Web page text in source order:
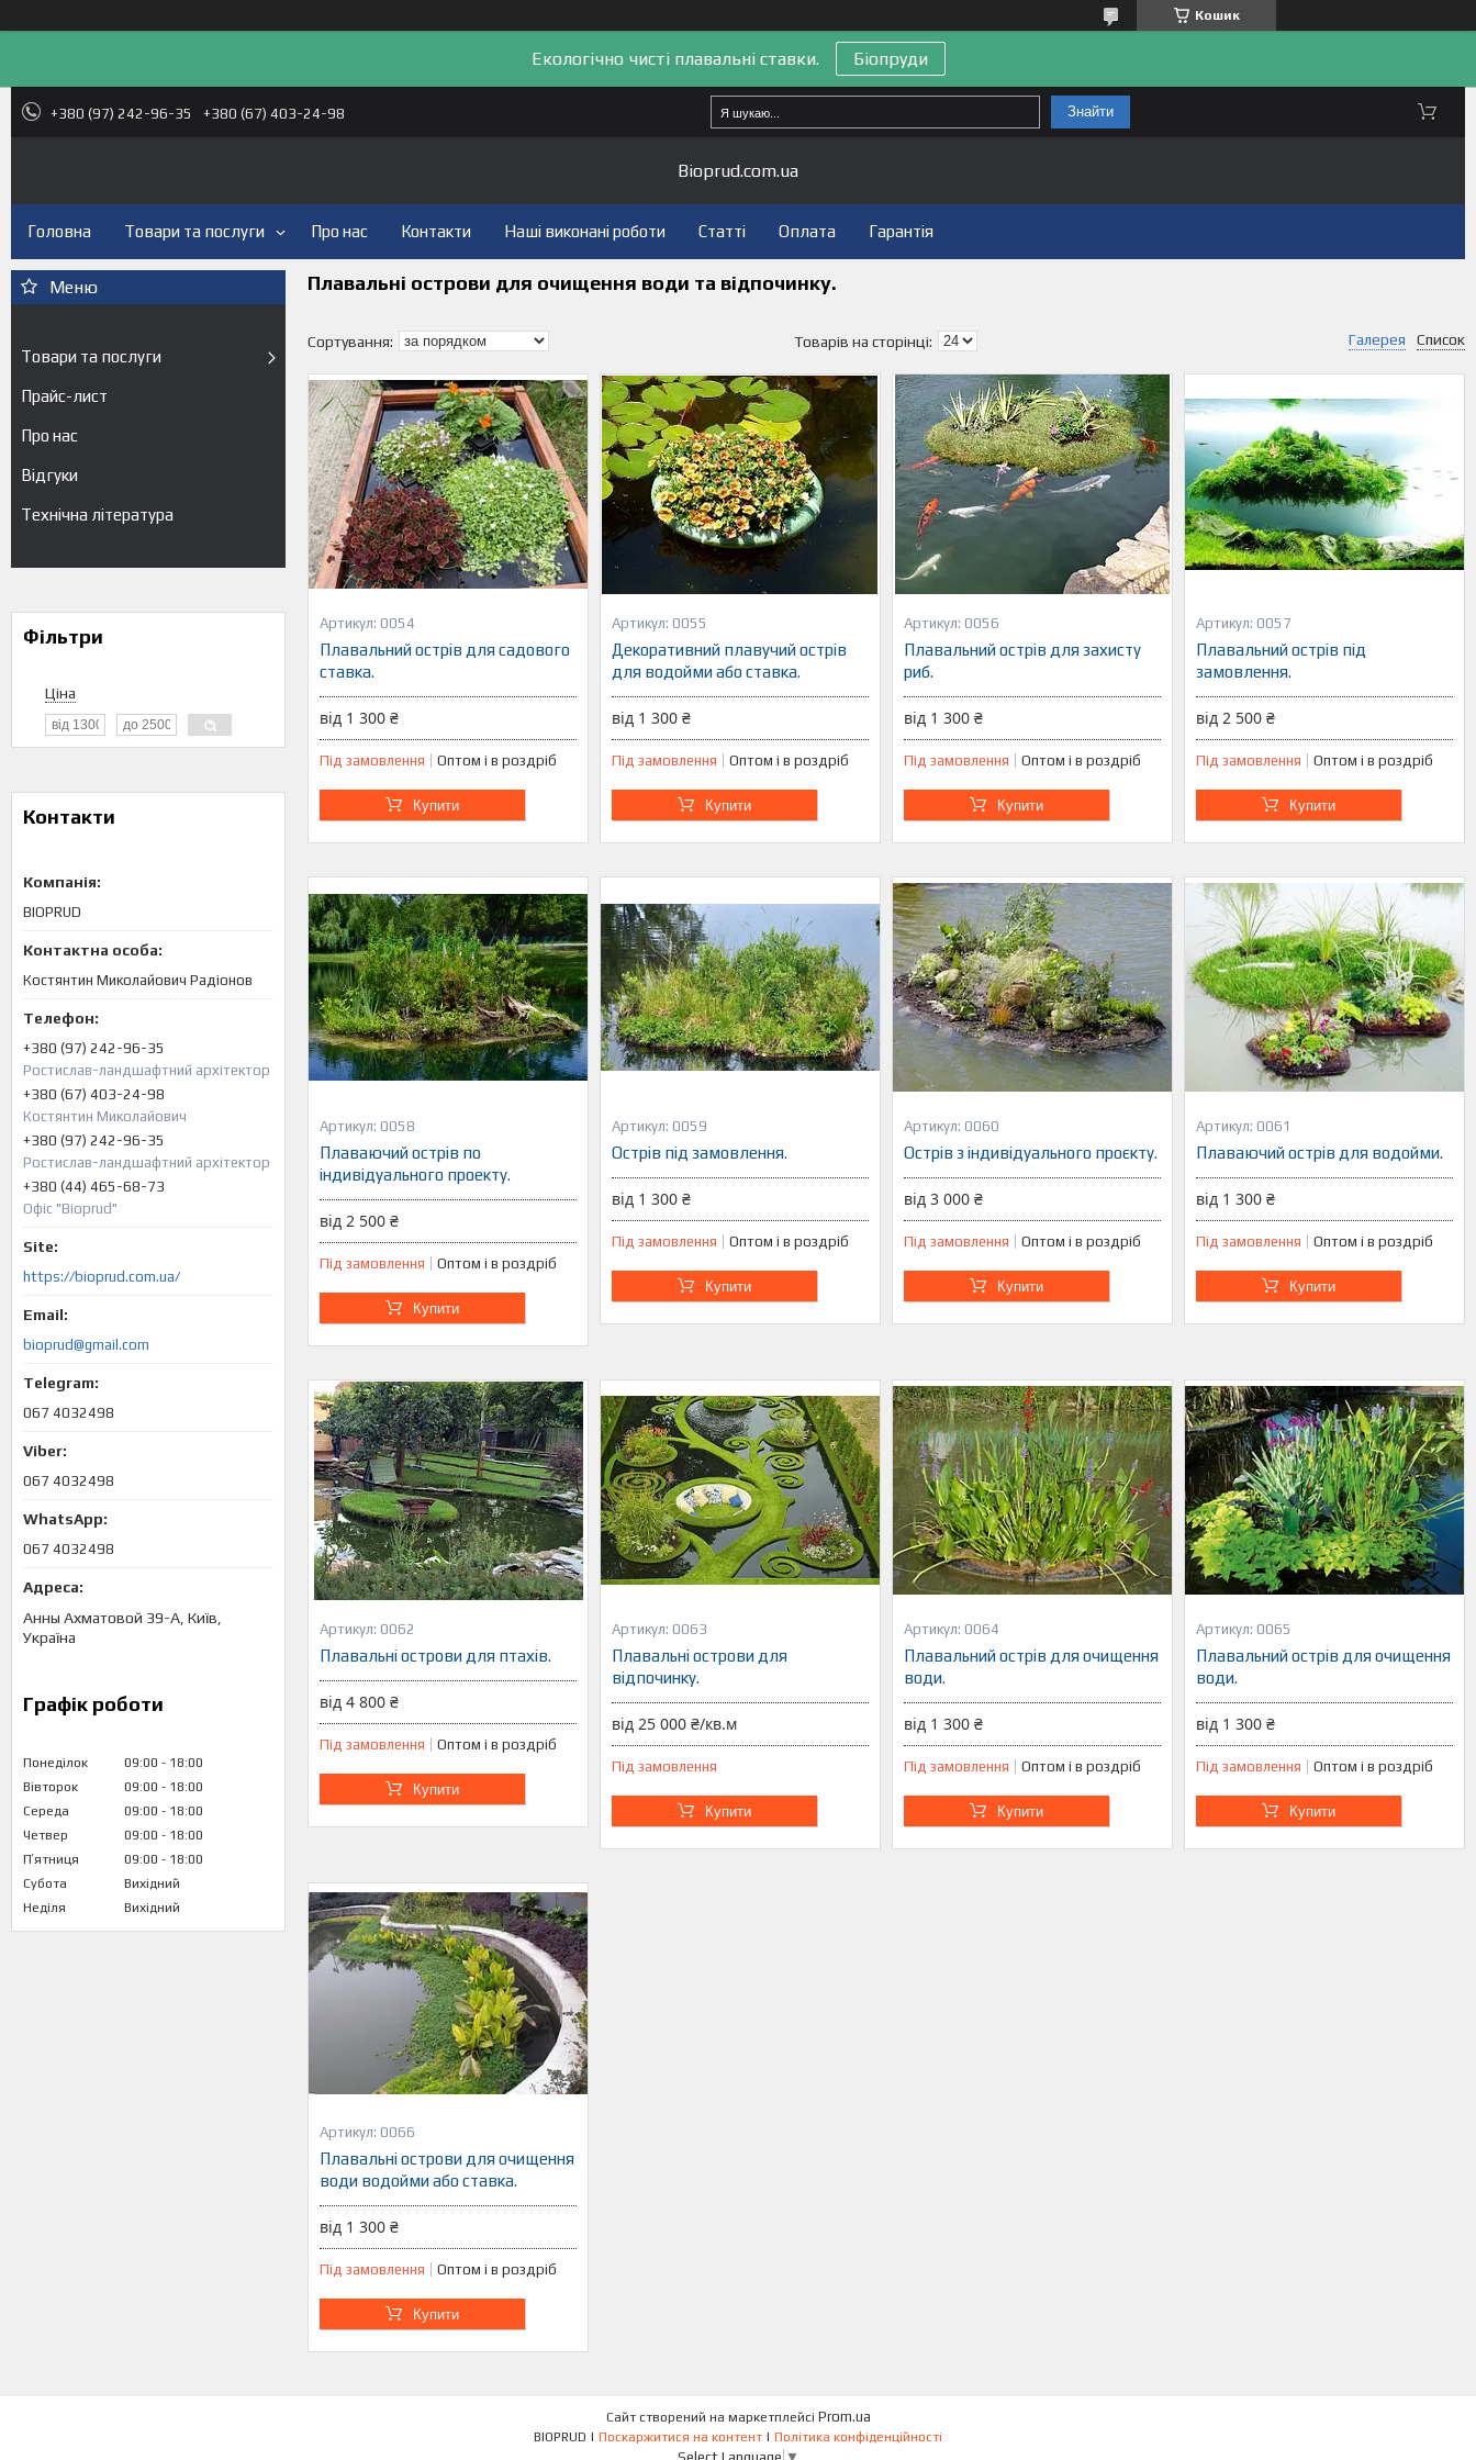
Кошик
Екологічно чисті плавальні ставки. Біопруди
+380 (97) 242-96-35 +380 (67) 403-24-98 Знайти
Bioprud.com.ua
Головна Товари та послуги Про нас Контакти Наші виконані роботи Статті Оплата Гарантія
Товари та послуги
Прайс-лист
Про нас
Відгуки
Технічна література
Фільтри
Ціна
Контакти
BIOPRUD
Костянтин Миколайович Радіонов
+380 (97) 242-96-35
Ростислав-ландшафтний архітектор
+380 (67) 403-24-98
Костянтин Миколайович
+380 (97) 242-96-35
Ростислав-ландшафтний архітектор
+380 (44) 465-68-73
Офіс "Bioprud"
https://bioprud.com.ua/
bioprud@gmail.com
067 4032498
067 4032498
067 4032498
Анны Ахматовой 39-А, Київ,
Україна
Графік роботи
Понеділок 09:00
18:00
Вівторок
09:00
18:00
Середа
09:00
18:00
Четвер
09:00
18:00
Пʼятниця
09:00
18:00
Субота
Вихідний
Неділя
Вихідний
Плавальні острови для очищення води та відпочинку.
Галерея Список
0054
Плавальний острів для садового
ставка.
від 1 300 ₴
Під замовлення Оптом і в роздріб
Купити
0055
Декоративний плавучий острів
для водойми або ставка.
від 1 300 ₴
Під замовлення Оптом і в роздріб
Купити
0056
Плавальний острів для захисту
риб.
від 1 300 ₴
Під замовлення Оптом і в роздріб
Купити
0057
Плавальний острів під
замовлення.
від 2 500 ₴
Під замовлення Оптом і в роздріб
Купити
0058
Плаваючий острів по
індивідуального проекту.
від 2 500 ₴
Під замовлення Оптом і в роздріб
Купити
0059
Острів під замовлення.
від 1 300 ₴
Під замовлення Оптом і в роздріб
Купити
0060
Острів з індивідуального проєкту.
від 3 000 ₴
Під замовлення Оптом і в роздріб
Купити
0061
Плаваючий острів для водойми.
від 1 300 ₴
Під замовлення Оптом і в роздріб
Купити
0062
Плавальні острови для птахів.
від 4 800 ₴
Під замовлення Оптом і в роздріб
Купити
0063
Плавальні острови для
відпочинку.
від 25 000 ₴/кв.м
Під замовлення
Купити
0064
Плавальний острів для очищення
води.
від 1 300 ₴
Під замовлення Оптом і в роздріб
Купити
0065
Плавальний острів для очищення
води.
від 1 300 ₴
Під замовлення Оптом і в роздріб
Купити
0066
Плавальні острови для очищення
води водойми або ставка.
від 1 300 ₴
Під замовлення Оптом і в роздріб
Купити
Сайт створений на маркетплейсі Prom.ua
BIOPRUD | Поскаржитися на контент | Політика конфіденційності